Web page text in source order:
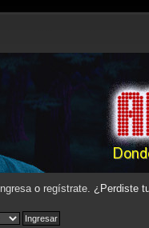
o regístrate. ¿Perdiste